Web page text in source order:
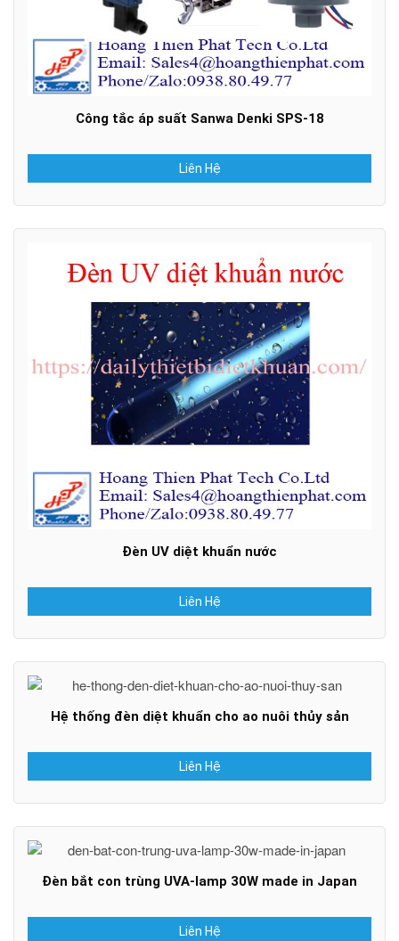
Công tắc áp suất Sanwa Denki SPS-18
Liên Hệ
Đèn UV diệt khuẩn nước
Liên Hệ
Hệ thống đèn diệt khuẩn cho ao nuôi thủy sản
Liên Hệ
Đèn bắt con trùng UVA-lamp 30W made in Japan
Liên Hệ